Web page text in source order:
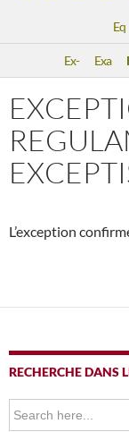
Eq
Ex- Exa
L’exception
RECHERCHE DANS
Search
for: